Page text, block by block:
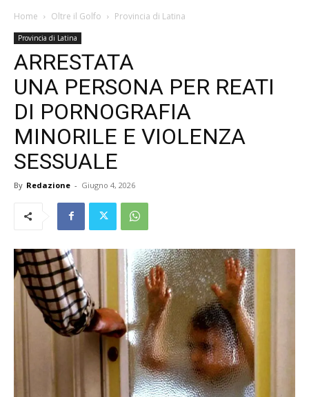
Home Oltre il Golfo Provincia di Latina
Provincia di Latina
ARRESTATA
UNA PERSONA PER REATI
DI PORNOGRAFIA
MINORILE E VIOLENZA
SESSUALE
By Redazione - Giugno 4, 2026